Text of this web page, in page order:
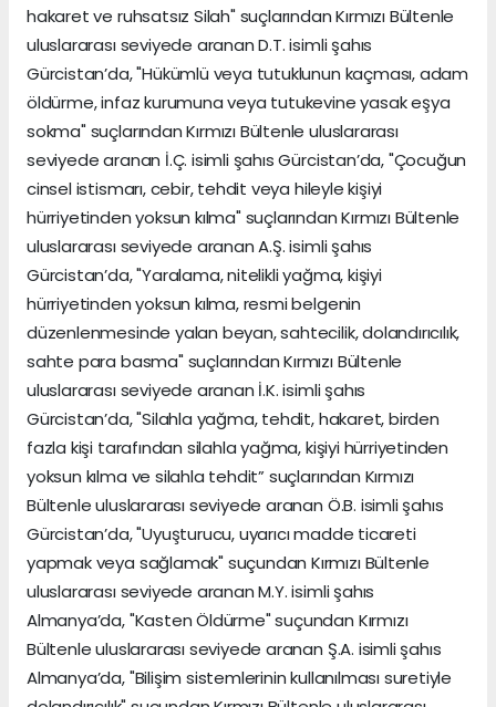
hakaret ve ruhsatsız Silah" suçlarından Kırmızı Bültenle
uluslararası seviyede aranan D.T. isimli şahıs
Gürcistan’da, "Hükümlü veya tutuklunun kaçması, adam
öldürme, infaz kurumuna veya tutukevine yasak eşya
sokma" suçlarından Kırmızı Bültenle uluslararası
seviyede aranan İ.Ç. isimli şahıs Gürcistan’da, "Çocuğun
cinsel istismarı, cebir, tehdit veya hileyle kişiyi
hürriyetinden yoksun kılma" suçlarından Kırmızı Bültenle
uluslararası seviyede aranan A.Ş. isimli şahıs
Gürcistan’da, "Yaralama, nitelikli yağma, kişiyi
hürriyetinden yoksun kılma, resmi belgenin
düzenlenmesinde yalan beyan, sahtecilik, dolandırıcılık,
sahte para basma" suçlarından Kırmızı Bültenle
uluslararası seviyede aranan İ.K. isimli şahıs
Gürcistan’da, "Silahla yağma, tehdit, hakaret, birden
fazla kişi tarafından silahla yağma, kişiyi hürriyetinden
yoksun kılma ve silahla tehdit” suçlarından Kırmızı
Bültenle uluslararası seviyede aranan Ö.B. isimli şahıs
Gürcistan’da, "Uyuşturucu, uyarıcı madde ticareti
yapmak veya sağlamak" suçundan Kırmızı Bültenle
uluslararası seviyede aranan M.Y. isimli şahıs
Almanya’da, "Kasten Öldürme" suçundan Kırmızı
Bültenle uluslararası seviyede aranan Ş.A. isimli şahıs
Almanya’da, "Bilişim sistemlerinin kullanılması suretiyle